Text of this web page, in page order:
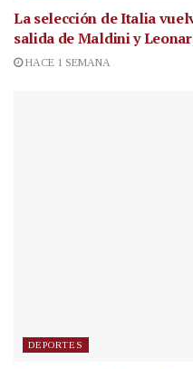
La selección de Italia
salida de Maldini y
HACE 1 SEMANA
DEPORTES